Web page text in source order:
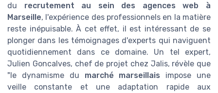
du recrutement au sein des agences web à
Marseille, l'expérience des professionnels en la matière
reste inépuisable. À cet effet, il est intéressant de se
plonger dans les témoignages d'experts qui naviguent
quotidiennement dans ce domaine. Un tel expert,
Julien Goncalves, chef de projet chez Jalis, révèle que
"le dynamisme du marché marseillais impose une
veille constante et une adaptation rapide aux